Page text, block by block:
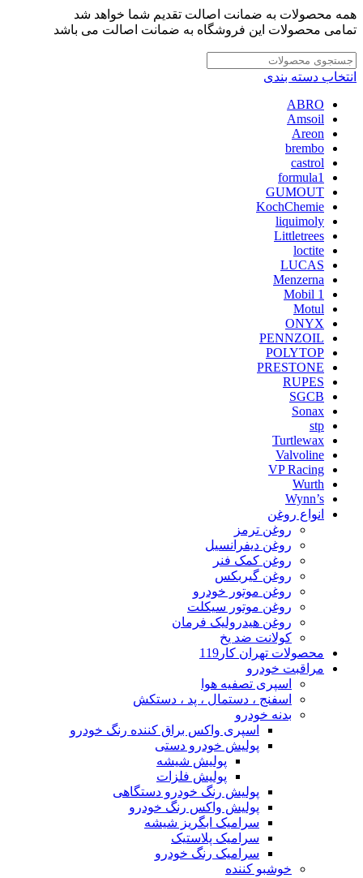
همه محصولات به ضمانت اصالت تقدیم شما خواهد شد
تمامی محصولات این فروشگاه به ضمانت اصالت می باشد
انتخاب دسته بندی
ABRO
Amsoil
Areon
brembo
castrol
formula1
GUMOUT
KochChemie
liquimoly
Littletrees
loctite
LUCAS
Menzerna
Mobil 1
Motul
ONYX
PENNZOIL
POLYTOP
PRESTONE
RUPES
SGCB
Sonax
stp
Turtlewax
Valvoline
VP Racing
Wurth
Wynn’s
انواع روغن
روغن ترمز
روغن دیفرانسیل
روغن کمک فنر
روغن گیربکس
روغن موتور خودرو
روغن موتور سیکلت
روغن هیدرولیک فرمان
کولانت ضد یخ
محصولات تهران کار119
مراقبت خودرو
اسپری تصفیه هوا
اسفنج ، دستمال ، پد ، دستکش
بدنه خودرو
اسپری واکس براق کننده رنگ خودرو
پولیش خودرو دستی
پولیش شیشه
پولیش فلزات
پولیش رنگ خودرو دستگاهی
پولیش واکس رنگ خودرو
سرامیک ابگریز شیشه
سرامیک پلاستیک
سرامیک رنگ خودرو
خوشبو کننده